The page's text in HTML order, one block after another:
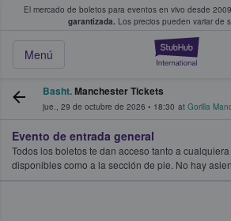
El mercado de boletos para eventos en vivo desde
garantizada. Los precios pueden variar de
Menú
fans compran y venden
Basht.Manchester Tickets
jue., 29 de octubre de 2026 • 18:30 at Gorilla
Evento de entrada general
Todos los boletos te dan acceso tanto a
disponibles como a la sección de pie. No hay